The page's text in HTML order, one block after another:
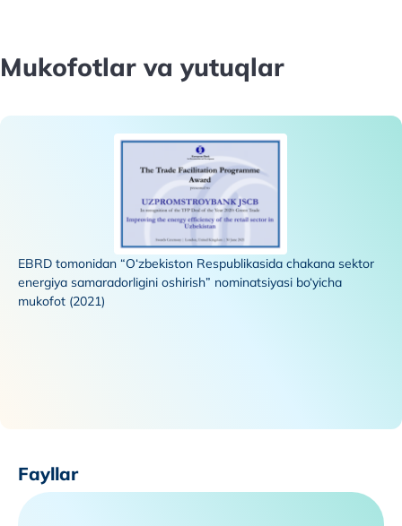
Mukofotlar va yutuqlar
EBRD tomonidan “O‘zbekiston Respublikasida chakana sektor
energiya samaradorligini oshirish” nominatsiyasi bo‘yicha
mukofot (2021)
Fayllar